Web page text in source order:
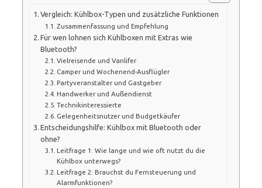
Vergleich: Kühlbox-Typen und zusätzliche Funktionen
Zusammenfassung und Empfehlung
Für wen lohnen sich Kühlboxen mit Extras wie
Bluetooth?
Vielreisende und Vanlifer
Camper und Wochenend-Ausflügler
Partyveranstalter und Gastgeber
Handwerker und Außendienst
Technikinteressierte
Gelegenheitsnutzer und Budgetkäufer
Entscheidungshilfe: Kühlbox mit Bluetooth oder
ohne?
Leitfrage 1: Wie lange und wie oft nutzt du die
Kühlbox unterwegs?
Leitfrage 2: Brauchst du Fernsteuerung und
Alarmfunktionen?